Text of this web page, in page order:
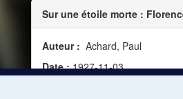
Sur une étoile morte :
Auteur : Achard, Paul
Date :1927-11-03